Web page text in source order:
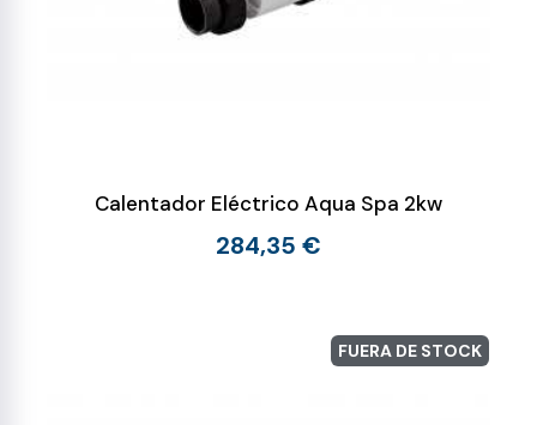
Calentador Eléctrico Aqua Spa 2kw
284,35 €
FUERA DE STOCK